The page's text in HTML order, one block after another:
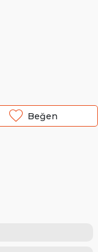
Beğen